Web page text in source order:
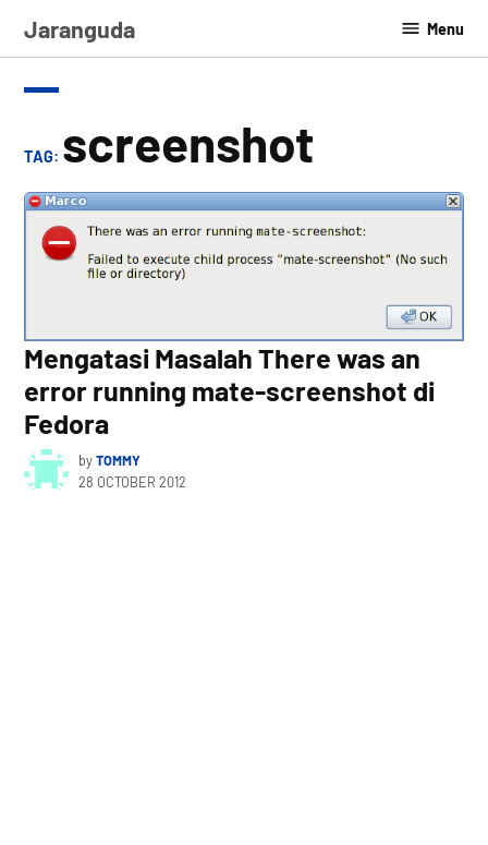
Jaranguda Menu
TAG: screenshot
Mengatasi Masalah There was an
error running mate-screenshot di
Fedora
byTOMMY
28 OCTOBER 2012